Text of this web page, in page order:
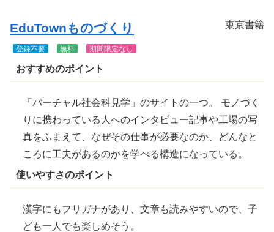
EduTownものづくり 東京書籍
登録不要 無料 期間限定なし
おすすめのポイント
「バーチャル社会科見学」のサイトの一つ。 モノづく
りに携わっている人へのインタビュー記事や工場の写
真をふまえて、なぜその仕事が必要なのか、どんなと
ころに工夫があるのかを学べる構造になっている。
使いやすさのポイント
漢字にもフリガナがあり、文章も読みやすいので、子
ども一人でも楽しめそう。